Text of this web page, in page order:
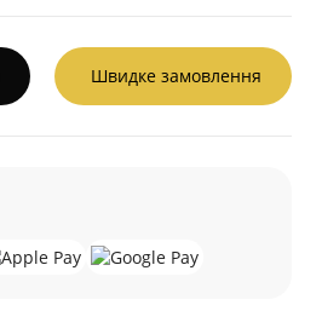
Швидке замовлення